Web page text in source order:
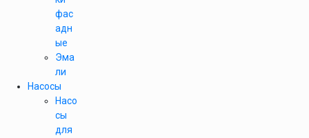
фас
адн
ые
Эма
ли
Насосы
Насо
сы
для